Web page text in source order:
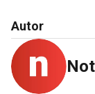
Autor